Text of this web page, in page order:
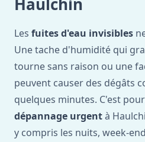
Les fuites d'eau invisibles
Une tache d'humidité qui
tourne sans raison ou une
peuvent causer des dégâts
quelques minutes. C'est
dépannage urgentà
y compris les nuits, week-